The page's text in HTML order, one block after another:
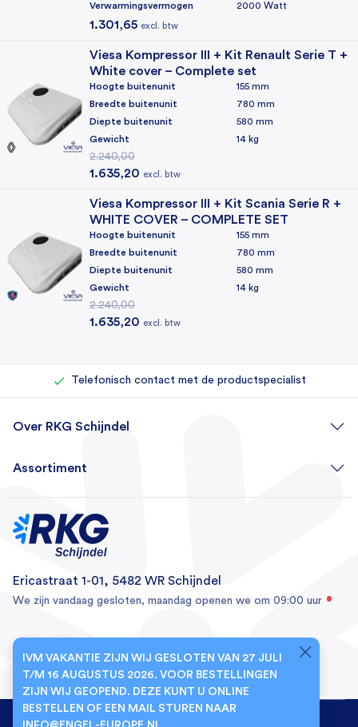
Verwarmingsvermogen
2000 Watt
1.301,65 excl. btw
Viesa Kompressor III + Kit Renault Serie T +
White cover – Complete set
Hoogte buitenunit
155 mm
Breedte buitenunit
780 mm
Diepte buitenunit
580 mm
Gewicht
14 kg
2.240,00
Oorspronkelijke prijs was: 2.240,00.
1.635,20 excl. btw
Viesa Kompressor III + Kit Scania Serie R +
WHITE COVER – COMPLETE SET
Hoogte buitenunit
155 mm
Breedte buitenunit
780 mm
Diepte buitenunit
580 mm
Gewicht
14 kg
2.240,00
Oorspronkelijke prijs was: 2.240,00.
1.635,20 excl. btw
Eigen reparatieafdeling (500+ reparaties per jaar)
Telefonisch contact met de productspecialist
Ericastraat 1-01, 5482 WR Schijndel
We zijn vandaag gesloten, maandag openen we om 09:00 uur
Over RKG Schijndel
Assortiment
© 2026 RKG Schijndel
IVM VAKANTIE ZIJN WIJ GESLOTEN VAN 27 JULI
T/M 16 AUGUSTUS 2026. VOOR BESTELLINGEN
ZIJN WIJ GEOPEND. DEZE KUNT U ONLINE
BESTELLEN OF EEN MAIL STUREN NAAR